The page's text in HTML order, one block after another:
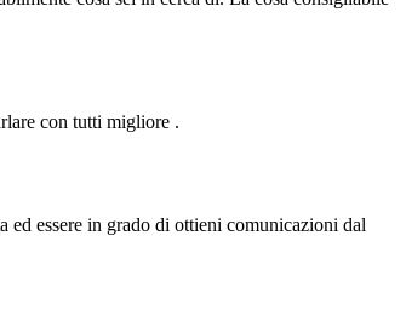
con tutti migliore .
ed essere in grado di ottieni comunicazioni dal